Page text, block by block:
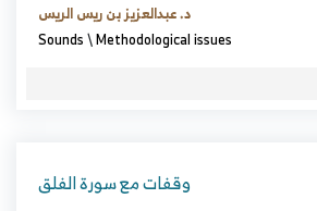
د. عبدالعزيز بن ريس الريس
Sounds\Methodological issues
وقفات مع سورة الفلق